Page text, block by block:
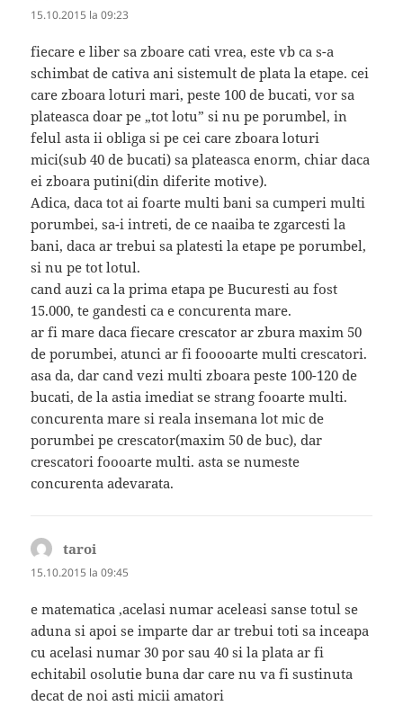
15.10.2015 la 09:23
fiecare e liber sa zboare cati vrea, este vb ca s-a
schimbat de cativa ani sistemult de plata la etape. cei
care zboara loturi mari, peste 100 de bucati, vor sa
plateasca doar pe „tot lotu” si nu pe porumbel, in
felul asta ii obliga si pe cei care zboara loturi
mici(sub 40 de bucati) sa plateasca enorm, chiar daca
ei zboara putini(din diferite motive).
Adica, daca tot ai foarte multi bani sa cumperi multi
porumbei, sa-i intreti, de ce naaiba te zgarcesti la
bani, daca ar trebui sa platesti la etape pe porumbel,
si nu pe tot lotul.
cand auzi ca la prima etapa pe Bucuresti au fost
15.000, te gandesti ca e concurenta mare.
ar fi mare daca fiecare crescator ar zbura maxim 50
de porumbei, atunci ar fi fooooarte multi crescatori.
asa da, dar cand vezi multi zboara peste 100-120 de
bucati, de la astia imediat se strang fooarte multi.
concurenta mare si reala insemana lot mic de
porumbei pe crescator(maxim 50 de buc), dar
crescatori foooarte multi. asta se numeste
concurenta adevarata.
taroi
15.10.2015 la 09:45
e matematica ,acelasi numar aceleasi sanse totul se
aduna si apoi se imparte dar ar trebui toti sa inceapa
cu acelasi numar 30 por sau 40 si la plata ar fi
echitabil osolutie buna dar care nu va fi sustinuta
decat de noi asti micii amatori